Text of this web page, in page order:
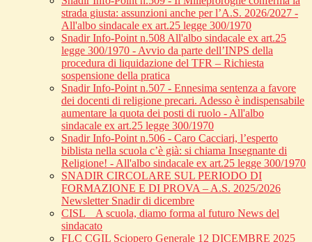
strada giusta: assunzioni anche per l’A.S. 2026/2027 -
All'albo sindacale ex art.25 legge 300/1970
Snadir Info-Point n.508 All'albo sindacale ex art.25
legge 300/1970 - Avvio da parte dell’INPS della
procedura di liquidazione del TFR – Richiesta
sospensione della pratica
Snadir Info-Point n.507 - Ennesima sentenza a favore
dei docenti di religione precari. Adesso è indispensabile
aumentare la quota dei posti di ruolo - All'albo
sindacale ex art.25 legge 300/1970
Snadir Info-Point n.506 - Caro Cacciari, l’esperto
biblista nella scuola c’è già: si chiama Insegnante di
Religione! - All'albo sindacale ex art.25 legge 300/1970
SNADIR CIRCOLARE SUL PERIODO DI
FORMAZIONE E DI PROVA – A.S. 2025/2026
Newsletter Snadir di dicembre
CISL _ A scuola, diamo forma al futuro News del
sindacato
FLC CGIL Sciopero Generale 12 DICEMBRE 2025